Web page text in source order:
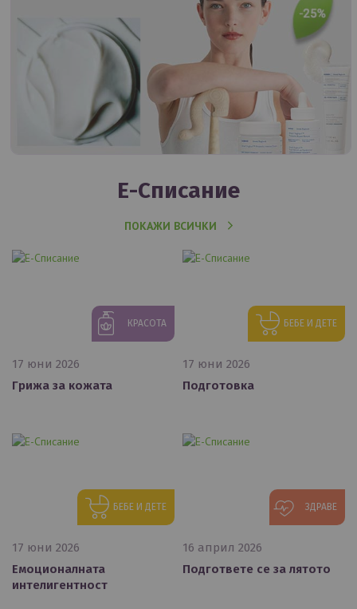
Е-Списание
ПОКАЖИ ВСИЧКИ
КРАСОТА
17 юни 2026
Грижа за кожата
БЕБЕ И ДЕТЕ
17 юни 2026
Подготовка
БЕБЕ И ДЕТЕ
17 юни 2026
Емоционалната
интелигентност
ЗДРАВЕ
16 април 2026
Подгответе се за лятото